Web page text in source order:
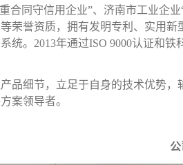
合同守信用企业”、济南市工业企
荣誉资质，拥有发明专利、实用
统。 2013年通过ISO 9000认证和铁
品细节，立足于自身的技术优势
案领导者。